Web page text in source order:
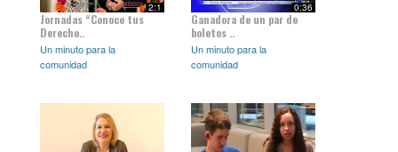
2:1
Jornadas “Conoce tus
Derecho..
Un minuto para la
comunidad
0:36
Ganadora de un par de
boletos ..
Un minuto para la
comunidad